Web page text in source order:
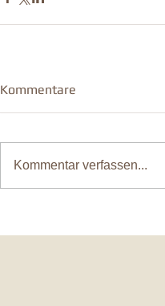
Kommentare
Kommentar verfassen...